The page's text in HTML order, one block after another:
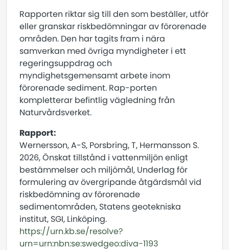
Rapporten riktar sig till den som beställer, utför
eller granskar riskbedömningar av förorenade
områden. Den har tagits fram i nära
samverkan med övriga myndigheter i ett
regeringsuppdrag och
myndighetsgemensamt arbete inom
förorenade sediment. Rap-porten
kompletterar befintlig vägledning från
Naturvårdsverket.
Rapport:
Wernersson, A-S, Porsbring, T, Hermansson S.
2026, Önskat tillstånd i vattenmiljön enligt
bestämmelser och miljömål, Underlag för
formulering av övergripande åtgärdsmål vid
riskbedömning av förorenade
sedimentområden, Statens geotekniska
institut, SGI, Linköping.
https://urn.kb.se/resolve?
urn=urn:nbn:se:swedgeo:diva-1193